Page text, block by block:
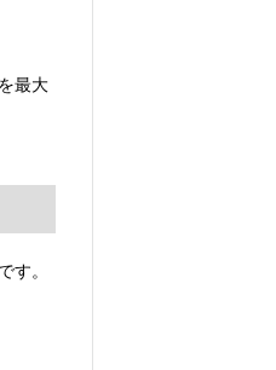
最大
す。